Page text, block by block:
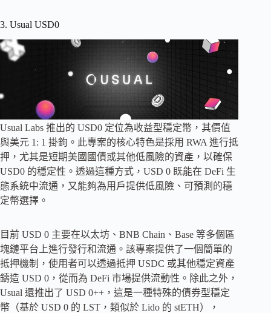
3. Usual USD0
Usual Labs 推出的 USD0 定位為收益型穩定幣，其價值
與美元 1: 1 掛鉤。此專案的核心特色是採用 RWA 進行抵
押，尤其是短期美國國債或其他低風險的資產，以確保
USD0 的穩定性。透過這種方式，USD 0 既能在 DeFi 生
態系統中流通，又能夠為用戶提供低風險、可預測的穩
定幣選擇。
目前 USD 0 主要在以太坊、BNB Chain、Base 等多個區
塊鏈平台上進行發行和流通。該專案提供了一個簡單的
抵押機制，使用者可以透過抵押 USDC 或其他穩定資產
鑄造 USD 0，從而為 DeFi 市場提供流動性。除此之外，
Usual 還推出了 USD 0++，這是一種特殊的債券型穩定
幣（基於 USD 0 的 LST，類似於 Lido 的 stETH），